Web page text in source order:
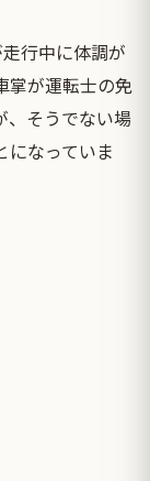
行中に体調が
掌が運転士の免
、そうでない場
になっていま